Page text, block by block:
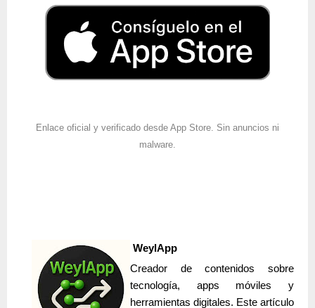
Enlace oficial y verificado desde App Store. Sin anuncios ni
malware.
WeylApp
Creador de contenidos sobre
tecnología, apps móviles y
herramientas digitales. Este artículo